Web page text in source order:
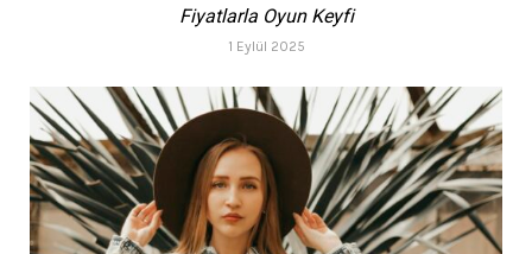
Fiyatlarla Oyun Keyfi
1 Eylül 2025